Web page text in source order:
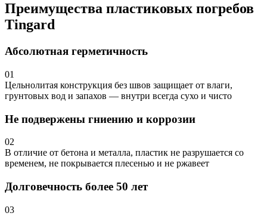
Преимущества пластиковых погребов
Tingard
Абсолютная герметичность
01
Цельнолитая конструкция без швов защищает от влаги,
грунтовых вод и запахов — внутри всегда сухо и чисто
Не подвержены гниению и коррозии
02
В отличие от бетона и металла, пластик не разрушается со
временем, не покрывается плесенью и не ржавеет
Долговечность более 50 лет
03